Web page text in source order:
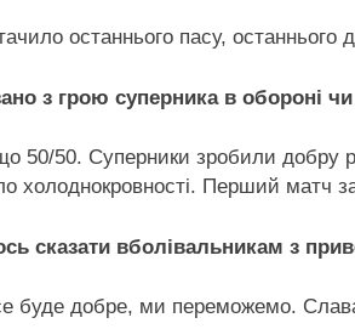
останнього пасу, останнього
з грою суперника в обороні
50/50. Суперники зробили добру
холоднокровності. Перший матч
сказати вболівальникам з
буде добре, ми переможемо. Слава